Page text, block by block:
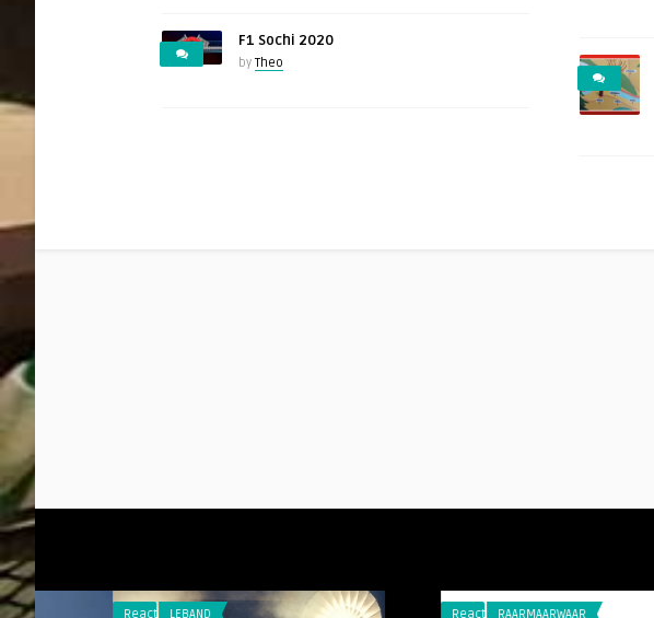
F1 Sochi 2020
by Theo
LEBAND Reacties RAARMAARWAAR